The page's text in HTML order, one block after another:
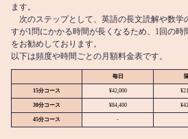
ます。
次のステップとして、英語の長文読解や数学
すが1問にかかる時間が長くなるため、1回の時
をお勧めしております。
以下は頻度や時間ごとの月額料金表です。
毎日
15分コース ¥42,000
30分コース ¥84,400
45分コース -